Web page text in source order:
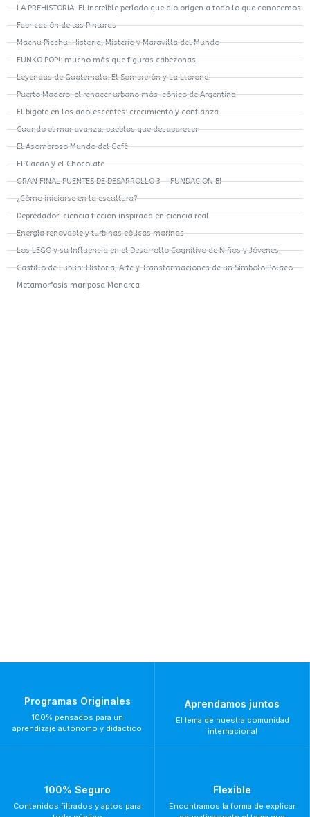
LA PREHISTORIA: El increíble período que dio origen a todo lo que conocemos
Fabricación de las Pinturas
Machu Picchu: Historia, Misterio y Maravilla del Mundo
FUNKO POP!: mucho más que figuras cabezonas
Leyendas de Guatemala: El Sombrerón y La Llorona
Puerto Madero: el renacer urbano más icónico de Argentina
El bigote en los adolescentes: crecimiento y confianza
Cuando el mar avanza: pueblos que desaparecen
El Asombroso Mundo del Café
El Cacao y el Chocolate
GRAN FINAL PUENTES DE DESARROLLO 3 – FUNDACION BI
¿Cómo iniciarse en la escultura?
Depredador: ciencia ficción inspirada en ciencia real
Energía renovable y turbinas eólicas marinas
Los LEGO y su Influencia en el Desarrollo Cognitivo de Niños y Jóvenes
Castillo de Lublin: Historia, Arte y Transformaciones de un Símbolo Polaco
Metamorfosis mariposa Monarca
Programas Originales
100% pensados para un
aprendizaje autónomo y didáctico
Aprendamos juntos
El lema de nuestra comunidad
internacional
100% Seguro
Contenidos filtrados y aptos para
Flexible
Encontramos la forma de explicar